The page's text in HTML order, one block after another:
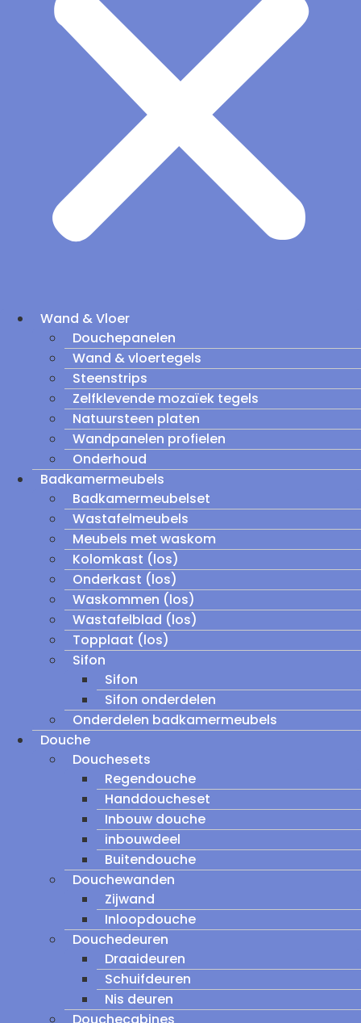
Wand & Vloer
Douchepanelen
Wand & vloertegels
Steenstrips
Zelfklevende mozaïek tegels
Natuursteen platen
Wandpanelen profielen
Onderhoud
Badkamermeubels
Badkamermeubelset
Wastafelmeubels
Meubels met waskom
Kolomkast (los)
Onderkast (los)
Waskommen (los)
Wastafelblad (los)
Topplaat (los)
Sifon
Sifon
Sifon onderdelen
Onderdelen badkamermeubels
Douche
Douchesets
Regendouche
Handdoucheset
Inbouw douche
inbouwdeel
Buitendouche
Douchewanden
Zijwand
Inloopdouche
Douchedeuren
Draaideuren
Schuifdeuren
Nis deuren
Douchecabines